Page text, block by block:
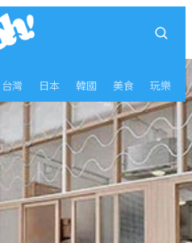
台灣 日本 韓國 美食 玩樂